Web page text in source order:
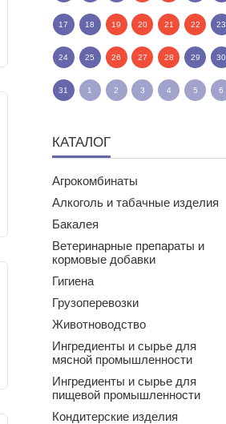
17 18 19 20 21 22 23
24 25 26 27 28 29 30
31 1 2 3 4 5 6
КАТАЛОГ
Агрокомбинаты
Алкоголь и табачные изделия
Бакалея
Ветеринарные препараты и
кормовые добавки
Гигиена
Грузоперевозки
Животноводство
Ингредиенты и сырье для
мясной промышленности
Ингредиенты и сырье для
пищевой промышленности
Кондитерские изделия